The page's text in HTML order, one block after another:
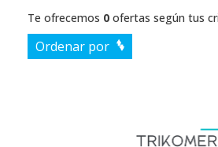
Te ofrecemos 0 ofertas según tus
Ordenar por